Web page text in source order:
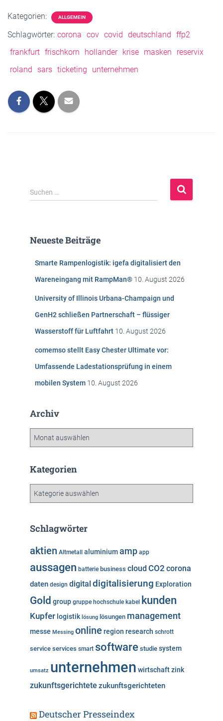
Kategorien: ALLGEMEIN
Schlagwörter: corona cov covid deutschland
ffp2
frankfurt frischkorn hollander krise masken
reservix
roland
sars ticketing unternehmen
S
u
n
Suchen …
Neueste Beiträge
Smarte Rampenlogistik: igefa digitalisiert den
Wareneingang mit RampMan® 10. August 2026
University of Illinois Urbana-Champaign und
GenH2 schließen Partnerschaft – flüssiger
Wasserstoff für Luftfahrt 10. August 2026
comemso stellt Easy Chester Ultimate vor:
Umfassende Ladestationsprüfung in einem
mobilen System 10. August 2026
Archiv
h
Kategorien
g
r
i
n
Schlagwörter
aktien Altmetall aluminiumamp app
aussagen batterie business cloud CO2 corona
daten design digital digitalisierung Exploration
Gold group gruppe hochschule kabel kunden
Kupfer logistik lösung lösungen management
messe Messing online region research schrott
service services smart software studie system
umsatz unternehmen wirtschaftzink
zukunftsgerichtete zukunftsgerichteten
Deutscher Presseindex